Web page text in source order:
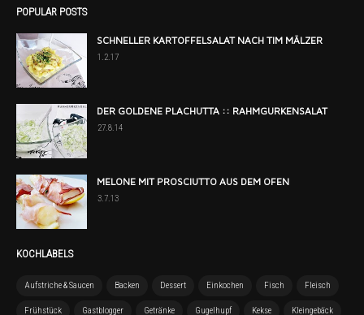
POPULAR POSTS
SCHNELLER KARTOFFELSALAT NACH TIM MÄLZER
1.2.17
DER GOLDENE PLACHUTTA :: RAHMGURKENSALAT
27.8.14
MELONE MIT PROSCIUTTO AUS DEM OFEN
3.7.13
KOCHLABELS
Aufstriche & Saucen Backen Dessert Einkochen Fisch Fleisch
Frühstück Gastblogger Getränke Gugelhupf Kekse Kleingebäck